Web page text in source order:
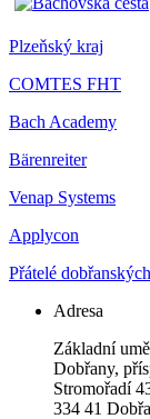
Plzeňský kraj
COMTES FHT
Bach Academy
Bärenreiter
Venap Systems
Applycon
Přátelé
Adresa
Základní
Dobřany,
Stromořadí
334 41